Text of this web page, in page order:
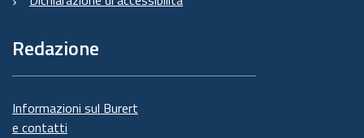
Redazione
Informazioni sul Burert
e contatti